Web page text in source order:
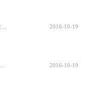
2016-10-19
2016-10-19